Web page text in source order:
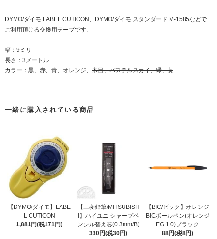
DYMO/ダイモ LABEL CUTICON 、 DYMO/ダイモ スタンダード M-1585などで
ご利用頂ける交換用テープです。
幅：9ミリ
長さ：3メートル
カラー：黒、赤、青、オレンジ、 木目、パステルスカイ、緑、黄
一緒に購入されている商品
【DYMO/ダイモ】LABE
L CUTICON
1,881円(税171円)
【三菱鉛筆/MITSUBISH
I】ハイユニ シャープペ
ンシル替え芯(0.3mm/B)
330円(税30円)
【BIC/ビック】オレンジ
BICボールペン(オレンジ
EG 1.0)ブラック
88円(税8円)